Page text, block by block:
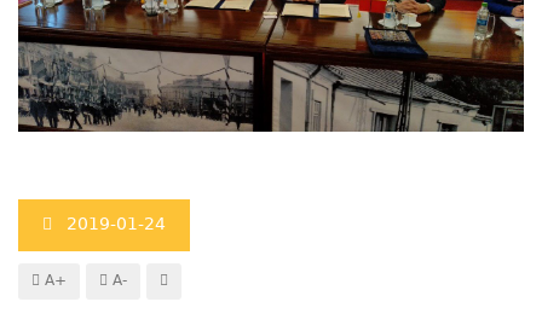
2019-01-24
A+ A-